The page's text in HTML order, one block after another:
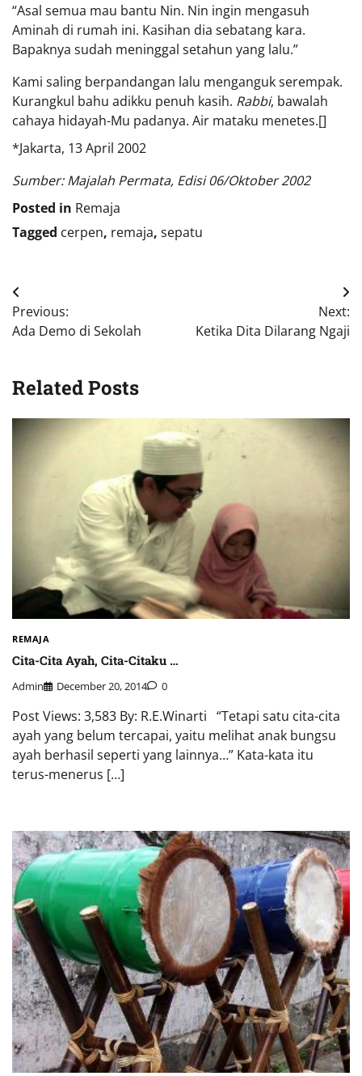
“Asal semua mau bantu Nin. Nin ingin mengasuh
Aminah di rumah ini. Kasihan dia sebatang kara.
Bapaknya sudah meninggal setahun yang lalu.”
Kami saling berpandangan lalu menganguk serempak.
Kurangkul bahu adikku penuh kasih. Rabbi, bawalah
cahaya hidayah-Mu padanya. Air mataku menetes.[]
*Jakarta, 13 April 2002
Sumber: Majalah Permata, Edisi 06/Oktober 2002
Posted in Remaja
Tagged cerpen, remaja, sepatu
Post
navigation
Previous:
Ada Demo di Sekolah
Next:
Ketika Dita Dilarang Ngaji
Related Posts
REMAJA
Cita-Cita Ayah, Cita-Citaku …
Admin December 20, 2014 0
Post Views: 3,583 By: R.E.Winarti “Tetapi satu cita-cita
ayah yang belum tercapai, yaitu melihat anak bungsu
ayah berhasil seperti yang lainnya…” Kata-kata itu
terus-menerus […]